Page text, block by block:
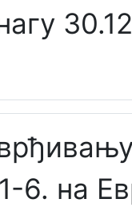
6. на